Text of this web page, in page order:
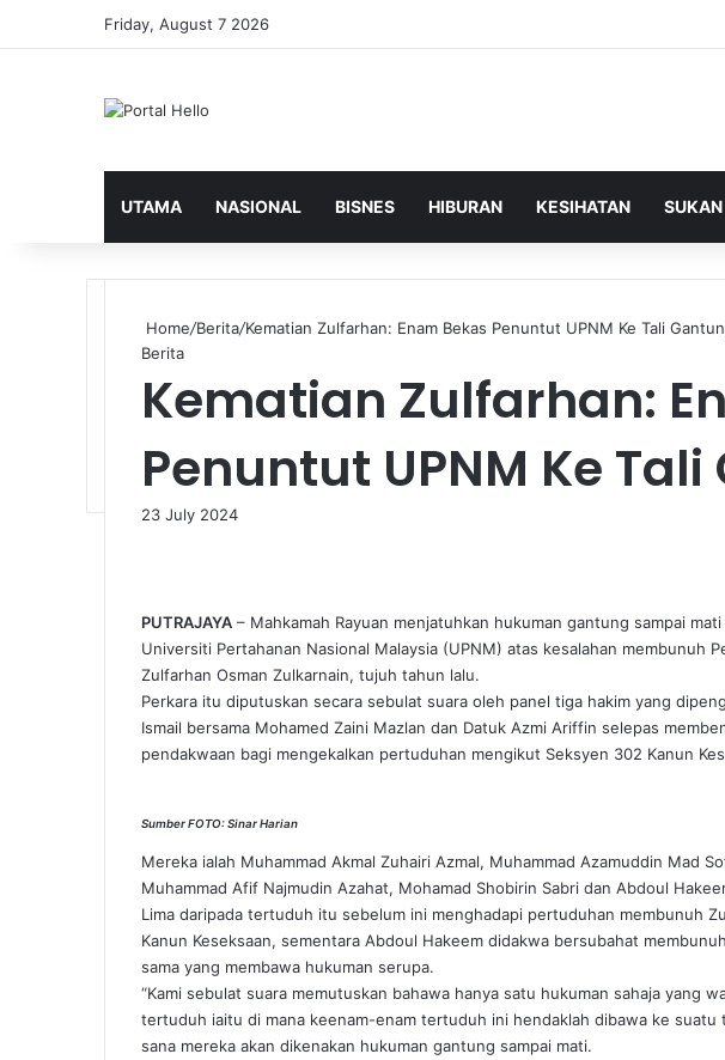
Friday, August 7 2026
UTAMA NASIONAL BISNES HIBURAN KESIHATAN SUKAN
Home/Berita/Kematian Zulfarhan: Enam Bekas Penuntut UPNM Ke Tali
Berita
Kematian Zulfarhan:
Penuntut UPNM Ke
23 July 2024
PUTRAJAYA – Mahkamah Rayuan menjatuhkan hukuman gantung sampai
Universiti Pertahanan Nasional Malaysia (UPNM) atas kesalahan membunuh
Zulfarhan Osman Zulkarnain, tujuh tahun lalu.
Perkara itu diputuskan secara sebulat suara oleh panel tiga hakim yang
Ismail bersama Mohamed Zaini Mazlan dan Datuk Azmi Ariffin selepas
pendakwaan bagi mengekalkan pertuduhan mengikut Seksyen 302 Kanun
Sumber FOTO: Sinar Harian
Mereka ialah Muhammad Akmal Zuhairi Azmal, Muhammad Azamuddin Mad
Muhammad Afif Najmudin Azahat, Mohamad Shobirin Sabri dan Abdoul
Lima daripada tertuduh itu sebelum ini menghadapi pertuduhan membunuh
Kanun Keseksaan, sementara Abdoul Hakeem didakwa bersubahat
sama yang membawa hukuman serupa.
“Kami sebulat suara memutuskan bahawa hanya satu hukuman sahaja yang
tertuduh iaitu di mana keenam-enam tertuduh ini hendaklah dibawa ke suatu
sana mereka akan dikenakan hukuman gantung sampai mati.